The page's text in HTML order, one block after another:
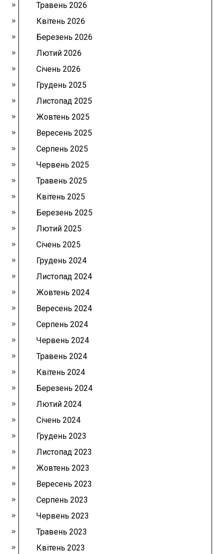
Травень 2026
Квітень 2026
Березень 2026
Лютий 2026
Січень 2026
Грудень 2025
Листопад 2025
Жовтень 2025
Вересень 2025
Серпень 2025
Червень 2025
Травень 2025
Квітень 2025
Березень 2025
Лютий 2025
Січень 2025
Грудень 2024
Листопад 2024
Жовтень 2024
Вересень 2024
Серпень 2024
Червень 2024
Травень 2024
Квітень 2024
Березень 2024
Лютий 2024
Січень 2024
Грудень 2023
Листопад 2023
Жовтень 2023
Вересень 2023
Серпень 2023
Червень 2023
Травень 2023
Квітень 2023